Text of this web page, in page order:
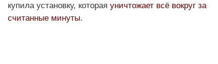
купила установку, которая уничтожает всё вокруг за
считанные минуты.